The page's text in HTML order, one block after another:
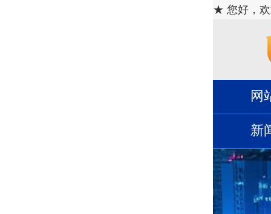
★ 您好，欢
网
新